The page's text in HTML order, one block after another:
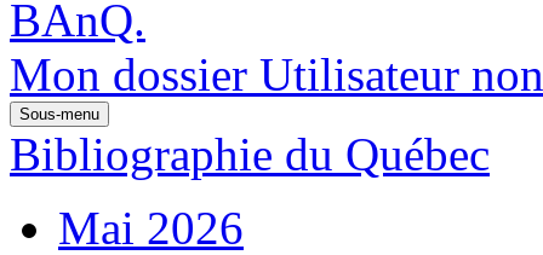
Mon dossier Utilisateur
Sous-menu
Bibliographie du Québec
Mai 2026